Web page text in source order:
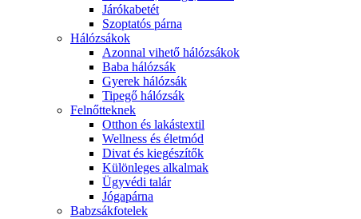
Járókabetét
Szoptatós párna
Hálózsákok
Azonnal vihető hálózsákok
Baba hálózsák
Gyerek hálózsák
Tipegő hálózsák
Felnőtteknek
Otthon és lakástextil
Wellness és életmód
Divat és kiegészítők
Különleges alkalmak
Ügyvédi talár
Jógapárna
Babzsákfotelek